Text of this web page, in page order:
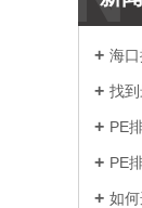
海口
找到
PE
PE
如